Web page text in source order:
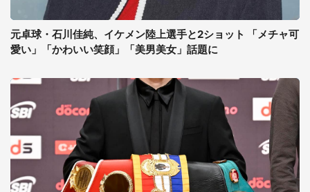
元卓球・石川佳純、イケメン陸上選手と2ショット 「メチャ可
愛い」「かわいい笑顔」「美男美女」話題に